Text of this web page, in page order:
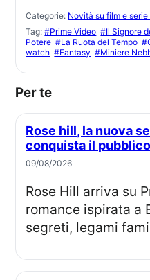
Categorie: Novità su film e serie
Tag:#Prime Video #Il Signore
Potere #La Ruota del Tempo
watch #Fantasy #Miniere
Per te
Rose hill, la nuova serie romantica che
conquista il pubblico
09/08/2026
Rose Hill arriva su Prime Video: la serie
romance ispirata a
segreti, legami